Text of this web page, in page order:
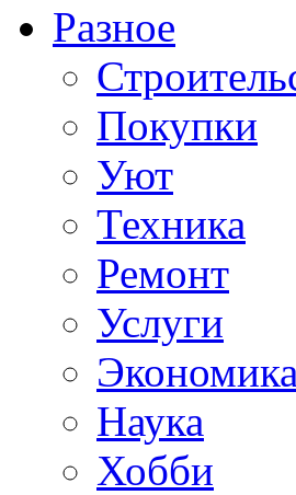
Разное
Покупки
Уют
Техника
Ремонт
Услуги
Экономика
Наука
Хобби